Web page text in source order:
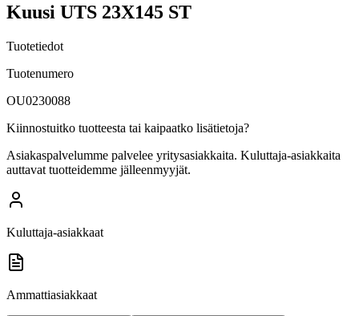
Kuusi UTS 23X145 ST
Tuotetiedot
Tuotenumero
OU0230088
Kiinnostuitko tuotteesta tai kaipaatko lisätietoja?
Asiakaspalvelumme palvelee yritysasiakkaita. Kuluttaja-asiakkaita
auttavat tuotteidemme jälleenmyyjät.
Kuluttaja-asiakkaat
Ammattiasiakkaat